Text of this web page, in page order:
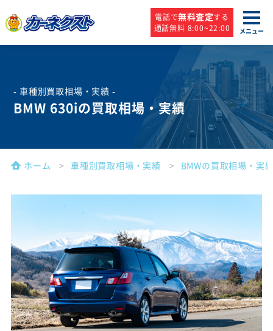
電話で無料査定する
通話無料 8:00~22:00
メニュー
- 車種別買取相場・実績 -
BMW 630iの買取相場・実績
ホーム 車種別買取相場・実績 BMWの買取相場・実